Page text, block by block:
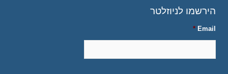
הירשמו לניוזלטר
Email
*